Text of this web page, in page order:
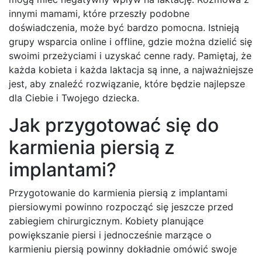
innymi mamami, które przeszły podobne
doświadczenia, może być bardzo pomocna. Istnieją
grupy wsparcia online i offline, gdzie można dzielić się
swoimi przeżyciami i uzyskać cenne rady. Pamiętaj, że
każda kobieta i każda laktacja są inne, a najważniejsze
jest, aby znaleźć rozwiązanie, które będzie najlepsze
dla Ciebie i Twojego dziecka.
Jak przygotować się do
karmienia piersią z
implantami?
Przygotowanie do karmienia piersią z implantami
piersiowymi powinno rozpocząć się jeszcze przed
zabiegiem chirurgicznym. Kobiety planujące
powiększanie piersi i jednocześnie marzące o
karmieniu piersią powinny dokładnie omówić swoje